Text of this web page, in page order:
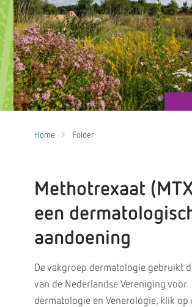
Home Folder
Methotrexaat
een
aandoening
De vakgroep dermatologie gebruikt
van de Nederlandse Vereniging voor
dermatologie en Venerologie, klik op